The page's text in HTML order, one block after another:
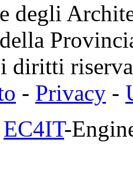
degli
diritti
- Privacy -
EC4IT-